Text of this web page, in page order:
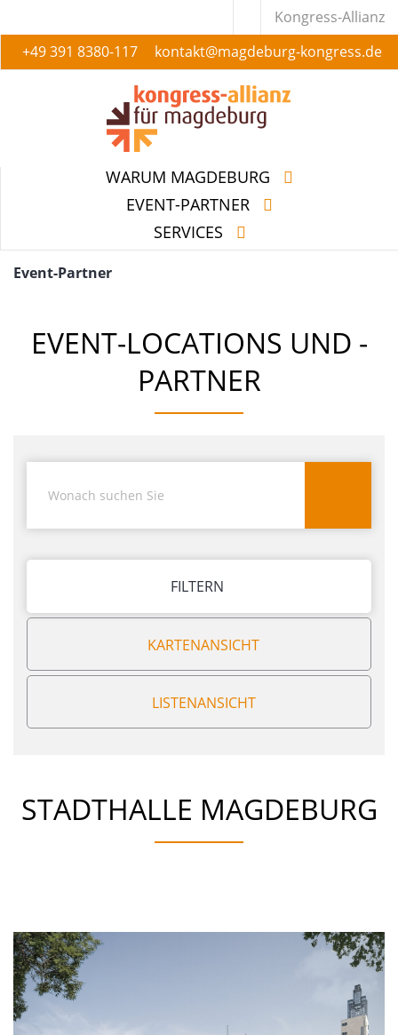
WARUM MAGDEBURG
EVENT-PARTNER
Kongress-Allianz
+49 391 8380-117
kontakt@magdeburg-kongress.de
WARUM MAGDEBURG
EVENT-PARTNER
SERVICES
Event-Partner
EVENT-LOCATIONS UND -
PARTNER
FILTERN
KARTENANSICHT
LISTENANSICHT
STADTHALLE MAGDEBURG